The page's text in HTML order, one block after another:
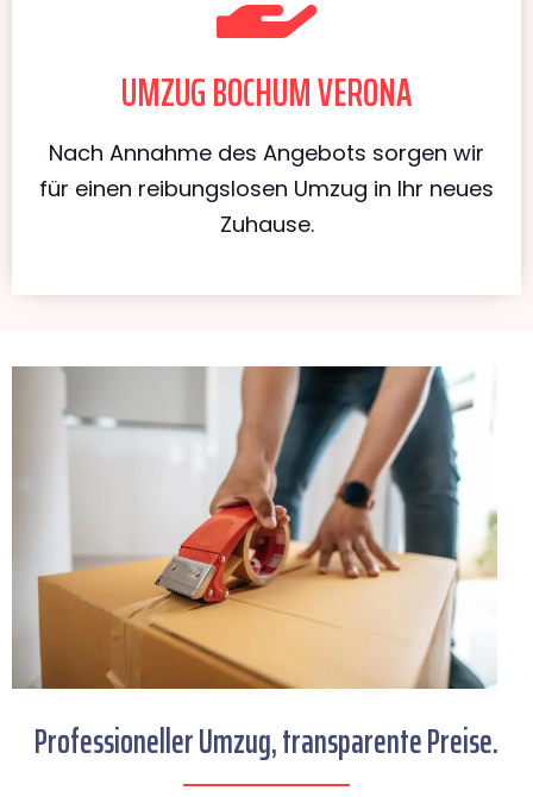
UMZUG BOCHUM VERONA
Nach Annahme des Angebots sorgen wir
für einen reibungslosen Umzug in Ihr neues
Zuhause.
Professioneller Umzug, transparente Preise.